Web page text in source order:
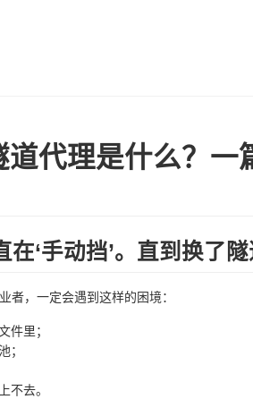
代理是什么？
‘手动挡’。直到换了
者，一定会遇到这样的困境：
件里；
；
不去。